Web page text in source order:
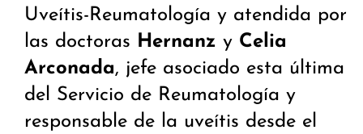
Uveítis-Reumatología y atendida por
las doctoras Hernanz y Celia
Arconada, jefe asociado esta última
del Servicio de Reumatología y
responsable de la uveítis desde el